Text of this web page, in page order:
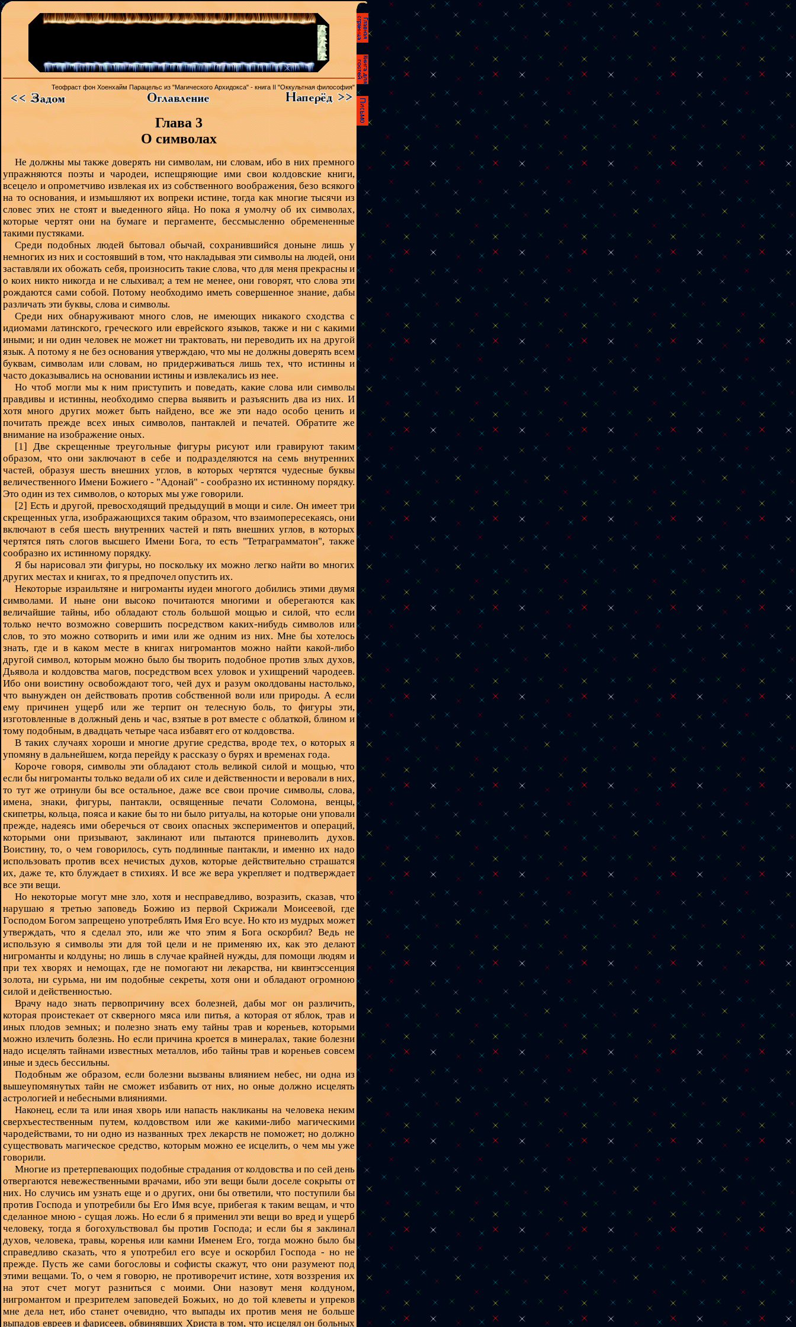
Теофраст фон Хоенхайм Парацельс из "Магического Архидокса" - книга II "Оккультная философия"
Глава 3
О символах
Не должны мы также доверять ни символам, ни словам, ибо в них премного
упражняются поэты и чародеи, испещряющие ими свои колдовские книги,
всецело и опрометчиво извлекая их из собственного воображения, безо всякого
на то основания, и измышляют их вопреки истине, тогда как многие тысячи из
словес этих не стоят и выеденного яйца. Но пока я умолчу об их символах,
которые чертят они на бумаге и пергаменте, бессмысленно обремененные
такими пустяками.
Среди подобных людей бытовал обычай, сохранившийся доныне лишь у
немногих из них и состоявший в том, что накладывая эти символы на людей, они
заставляли их обожать себя, произносить такие слова, что для меня прекрасны и
о коих никто никогда и не слыхивал; а тем не менее, они говорят, что слова эти
рождаются сами собой. Потому необходимо иметь совершенное знание, дабы
различать эти буквы, слова и символы.
Среди них обнаруживают много слов, не имеющих никакого сходства с
идиомами латинского, греческого или еврейского языков, также и ни с какими
иными; и ни один человек не может ни трактовать, ни переводить их на другой
язык. А потому я не без основания утверждаю, что мы не должны доверять всем
буквам, символам или словам, но придерживаться лишь тех, что истинны и
часто доказывались на основании истины и извлекались из нее.
Но чтоб могли мы к ним приступить и поведать, какие слова или символы
правдивы и истинны, необходимо сперва выявить и разъяснить два из них. И
хотя много других может быть найдено, все же эти надо особо ценить и
почитать прежде всех иных символов, пантаклей и печатей. Обратите же
внимание на изображение оных.
[1] Две скрещенные треугольные фигуры рисуют или гравируют таким
образом, что они заключают в себе и подразделяются на семь внутренних
частей, образуя шесть внешних углов, в которых чертятся чудесные буквы
величественного Имени Божиего - "Адонай" - сообразно их истинному порядку.
Это один из тех символов, о которых мы уже говорили.
[2] Есть и другой, превосходящий предыдущий в мощи и силе. Он имеет три
скрещенных угла, изображающихся таким образом, что взаимопересекаясь, они
включают в себя шесть внутренних частей и пять внешних углов, в которых
чертятся пять слогов высшего Имени Бога, то есть "Тетраграмматон", также
сообразно их истинному порядку.
Я бы нарисовал эти фигуры, но поскольку их можно легко найти во многих
других местах и книгах, то я предпочел опустить их.
Некоторые израильтяне и нигроманты иудеи многого добились этими двумя
символами. И ныне они высоко почитаются многими и оберегаются как
величайшие тайны, ибо обладают столь большой мощью и силой, что если
только нечто возможно совершить посредством каких-нибудь символов или
слов, то это можно сотворить и ими или же одним из них. Мне бы хотелось
знать, где и в каком месте в книгах нигромантов можно найти какой-либо
другой символ, которым можно было бы творить подобное против злых духов,
Дьявола и колдовства магов, посредством всех уловок и ухищрений чародеев.
Ибо они воистину освобождают того, чей дух и разум околдованы настолько,
что вынужден он действовать против собственной воли или природы. А если
ему причинен ущерб или же терпит он телесную боль, то фигуры эти,
изготовленные в должный день и час, взятые в рот вместе с облаткой, блином и
тому подобным, в двадцать четыре часа избавят его от колдовства.
В таких случаях хороши и многие другие средства, вроде тех, о которых я
упомяну в дальнейшем, когда перейду к рассказу о бурях и временах года.
Короче говоря, символы эти обладают столь великой силой и мощью, что
если бы нигроманты только ведали об их силе и действенности и веровали в них,
то тут же отринули бы все остальное, даже все свои прочие символы, слова,
имена, знаки, фигуры, пантакли, освященные печати Соломона, венцы,
скипетры, кольца, пояса и какие бы то ни было ритуалы, на которые они уповали
прежде, надеясь ими оберечься от своих опасных экспериментов и операций,
которыми они призывают, заклинают или пытаются приневолить духов.
Воистину, то, о чем говорилось, суть подлинные пантакли, и именно их надо
использовать против всех нечистых духов, которые действительно страшатся
их, даже те, кто блуждает в стихиях. И все же вера укрепляет и подтверждает
все эти вещи.
Но некоторые могут мне зло, хотя и несправедливо, возразить, сказав, что
нарушаю я третью заповедь Божию из первой Скрижали Моисеевой, где
Господом Богом запрещено употреблять Имя Его всуе. Но кто из мудрых может
утверждать, что я сделал это, или же что этим я Бога оскорбил? Ведь не
использую я символы эти для той цели и не применяю их, как это делают
нигроманты и колдуны; но лишь в случае крайней нужды, для помощи людям и
при тех хворях и немощах, где не помогают ни лекарства, ни квинтэссенция
золота, ни сурьма, ни им подобные секреты, хотя они и обладают огромною
силой и действенностью.
Врачу надо знать первопричину всех болезней, дабы мог он различить,
которая проистекает от скверного мяса или питья, а которая от яблок, трав и
иных плодов земных; и полезно знать ему тайны трав и кореньев, которыми
можно излечить болезнь. Но если причина кроется в минералах, такие болезни
надо исцелять тайнами известных металлов, ибо тайны трав и кореньев совсем
иные и здесь бессильны.
Подобным же образом, если болезни вызваны влиянием небес, ни одна из
вышеупомянутых тайн не сможет избавить от них, но оные должно исцелять
астрологией и небесными влияниями.
Наконец, если та или иная хворь или напасть накликаны на человека неким
сверхъестественным путем, колдовством или же какими-либо магическими
чародействами, то ни одно из названных трех лекарств не поможет; но должно
существовать магическое средство, которым можно ее исцелить, о чем мы уже
говорили.
Многие из претерпевающих подобные страдания от колдовства и по сей день
отвергаются невежественными врачами, ибо эти вещи были доселе сокрыты от
них. Но случись им узнать еще и о других, они бы ответили, что поступили бы
против Господа и употребили бы Его Имя всуе, прибегая к таким вещам, и что
сделанное мною - сущая ложь. Но если б я применил эти вещи во вред и ущерб
человеку, тогда я богохульствовал бы против Господа; и если бы я заклинал
духов, человека, травы, коренья или камни Именем Его, тогда можно было бы
справедливо сказать, что я употребил его всуе и оскорбил Господа - но не
прежде. Пусть же сами богословы и софисты скажут, что они разумеют под
этими вещами. То, о чем я говорю, не противоречит истине, хотя воззрения их
на этот счет могут разниться с моими. Они назовут меня колдуном,
нигромантом и презрителем заповедей Божьих, но до той клеветы и упреков
мне дела нет, ибо станет очевидно, что выпады их против меня не больше
выпадов евреев и фарисеев, обвинявших Христа в том, что исцелял он больных